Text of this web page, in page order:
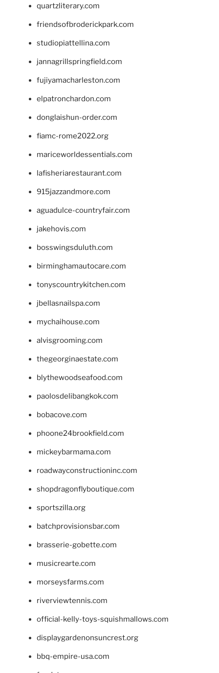
quartzliterary.com
friendsofbroderickpark.com
studiopiattellina.com
jannagrillspringfield.com
fujiyamacharleston.com
elpatronchardon.com
donglaishun-order.com
fiamc-rome2022.org
mariceworldessentials.com
lafisheriarestaurant.com
915jazzandmore.com
aguadulce-countryfair.com
jakehovis.com
bosswingsduluth.com
birminghamautocare.com
tonyscountrykitchen.com
jbellasnailspa.com
mychaihouse.com
alvisgrooming.com
thegeorginaestate.com
blythewoodseafood.com
paolosdelibangkok.com
bobacove.com
phoone24brookfield.com
mickeybarmama.com
roadwayconstructioninc.com
shopdragonflyboutique.com
sportszilla.org
batchprovisionsbar.com
brasserie-gobette.com
musicrearte.com
morseysfarms.com
riverviewtennis.com
official-kelly-toys-squishmallows.com
displaygardenonsuncrest.org
bbq-empire-usa.com